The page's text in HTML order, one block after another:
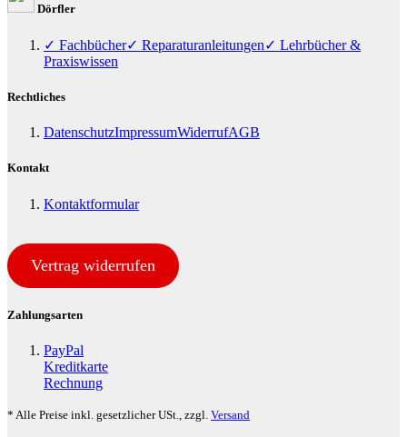
Dörfler
✓ Fachbücher✓ Reparaturanleitungen✓ Lehrbücher &
Praxiswissen
Rechtliches
DatenschutzImpressumWiderrufAGB
Kontakt
Kontaktformular
Vertrag widerrufen
Zahlungsarten
PayPal
Kreditkarte
Rechnung
* Alle Preise inkl. gesetzlicher USt., zzgl. Versand